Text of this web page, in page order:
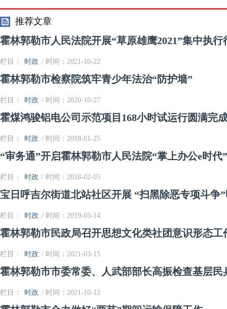
工作 查看
推荐文章
霍林郭勒市人民法院开展“草原雄鹰2021”集中执行
栏目： 时政 / 时间：2021-10-22
霍林郭勒市检察院筑牢青少年法治“防护墙”
栏目： 时政 / 时间：2020-10-27
霍煤鸿骏铝电公司示范项目168小时试运行圆满完
栏目： 时政 / 时间：2018-01-25
“审务通”开启霍林郭勒市人民法院“掌上办公e时代”
栏目： 时政 / 时间：2018-02-05
宝日呼吉尔街道北站社区开展 “扫黑除恶专项斗争
栏目： 时政 / 时间：2019-03-14
霍林郭勒市民政局召开思想文化类社团意识形态工
栏目： 时政 / 时间：2021-03-15
霍林郭勒市市委常委、人武部部长高振检查基层
栏目： 时政 / 时间：2021-10-12